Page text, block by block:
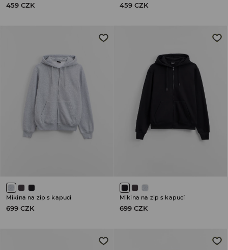
459 CZK 459 CZK
Mikina na zip s kapucí
699 CZK
Mikina na zip s kapucí
699 CZK